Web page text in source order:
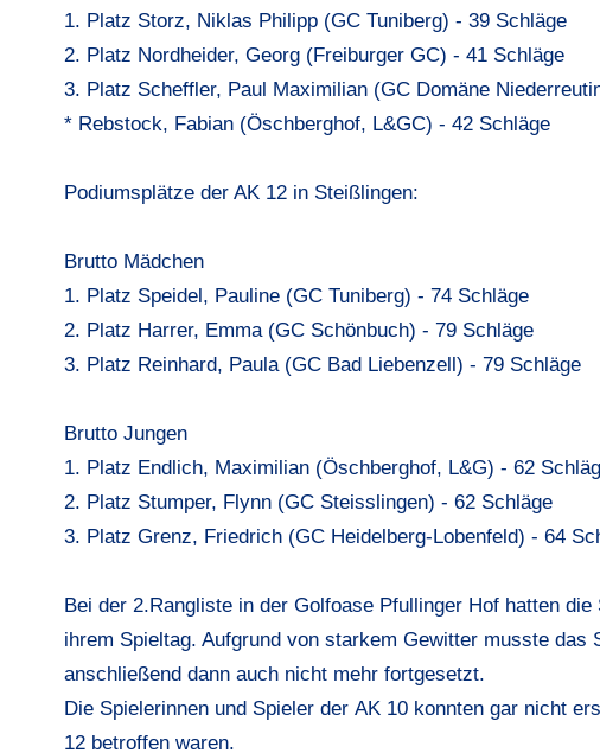
1. Platz Storz, Niklas Philipp (GC Tuniberg) - 39 Schläge
2. Platz Nordheider, Georg (Freiburger GC) - 41 Schläge
3. Platz Scheffler, Paul Maximilian (GC Domäne
* Rebstock, Fabian (Öschberghof, L&GC) - 42 Schläge
Podiumsplätze der AK 12 in Steißlingen:
Brutto Mädchen
1. Platz Speidel, Pauline (GC Tuniberg) - 74 Schläge
2. Platz Harrer, Emma (GC Schönbuch) - 79 Schläge
3. Platz Reinhard, Paula (GC Bad Liebenzell) - 79 Schläge
Brutto Jungen
1. Platz Endlich, Maximilian (Öschberghof, L&G) - 62
2. Platz Stumper, Flynn (GC Steisslingen) - 62 Schläge
3. Platz Grenz, Friedrich (GC Heidelberg-Lobenfeld) - 64
Bei der 2.Rangliste in der Golfoase Pfullinger Hofhatten die
ihrem Spieltag. Aufgrund von starkem Gewitter musste das
anschließend dann auch nicht mehr fortgesetzt.
Die Spielerinnen und Spieler der AK 10konnten gar nicht
12betroffen waren.